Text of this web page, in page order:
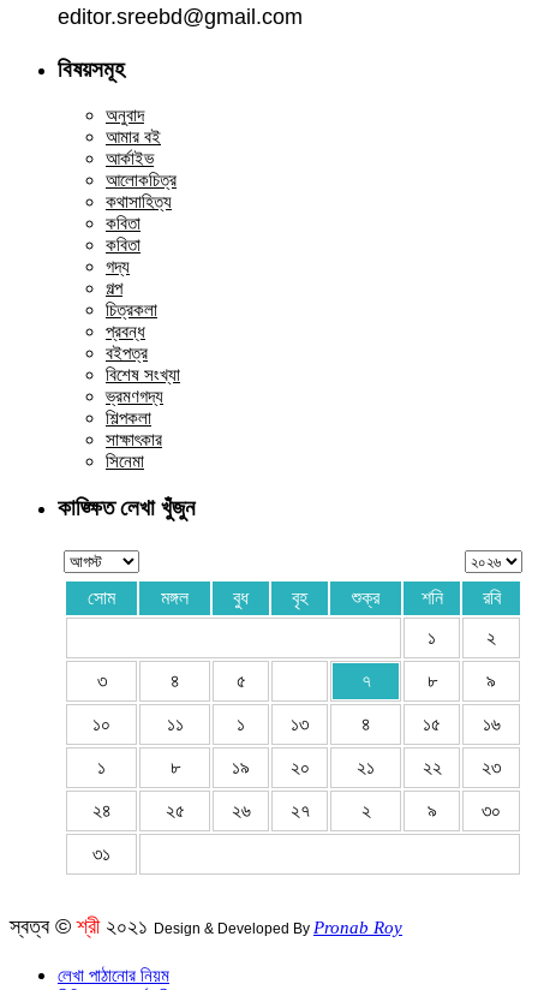
editor.sreebd@gmail.com
বিষয়সমূহ
অনুবাদ
আমার বই
আর্কাইভ
আলোকচিত্র
কথাসাহিত্য
কবিতা
কবিতা
গদ্য
গল্প
চিত্রকলা
প্রবন্ধ
বইপত্র
বিশেষ সংখ্যা
ভ্রমণগদ্য
শিল্পকলা
সাক্ষাৎকার
সিনেমা
কাঙ্ক্ষিত লেখা খুঁজুন
সোম মঙ্গল বুধ বৃহ শুক্র শনি
রবি
১
২
৩ ৪ ৫ ৭ ৮ ৯
১০ ১১ ১ ১৩ ৪ ১৫ ১৬
১ ৮ ১৯ ২০ ২১ ২২ ২৩
২৪ ২৫ ২৬ ২৭ ২ ৯ ৩০
৩১
স্বত্ব ©শ্রী ২০২১ Design & Developed By Pronab Roy
লেখা পাঠানোর নিয়ম